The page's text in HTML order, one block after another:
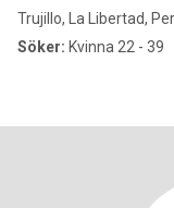
Trujillo, La Libertad,
Söker: Kvinna 22 - 39